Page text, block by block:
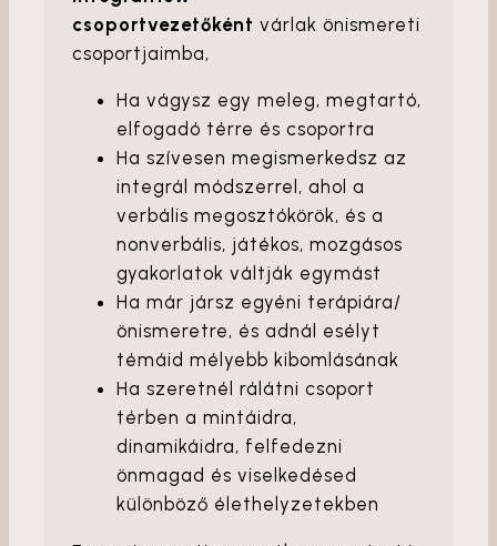
csoportvezetőként várlak önismereti
csoportjaimba,
Ha vágysz egy meleg, megtartó,
elfogadó térre és csoportra
Ha szívesen megismerkedsz az
integrál módszerrel, ahol a
verbális megosztókörök, és a
nonverbális, játékos, mozgásos
gyakorlatok váltják egymást
Ha már jársz egyéni terápiára/
önismeretre, és adnál esélyt
témáid mélyebb kibomlásának
Ha szeretnél rálátni csoport
térben a mintáidra,
dinamikáidra, felfedezni
önmagad és viselkedésed
különböző élethelyzetekben